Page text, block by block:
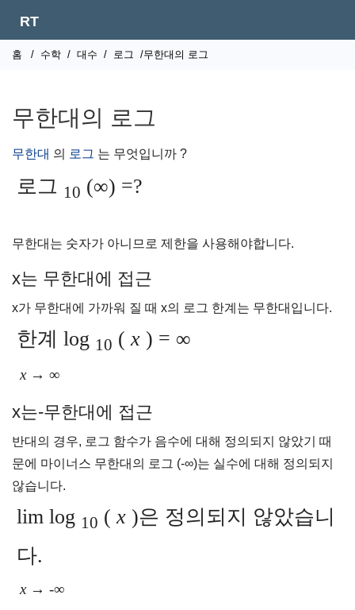
RT
홈 / 수학 / 대수 / 로그 /무한대의 로그
무한대의 로그
무한대 의 로그 는 무엇입니까 ?
로그 10 (∞) =?
무한대는 숫자가 아니므로 제한을 사용해야합니다.
x는 무한대에 접근
x가 무한대에 가까워 질 때 x의 로그 한계는 무한대입니다.
한계 log 10 (x ) = ∞
x→ ∞
x는-무한대에 접근
반대의 경우, 로그 함수가 음수에 대해 정의되지 않았기 때
문에 마이너스 무한대의 로그 (-∞)는 실수에 대해 정의되지
않습니다.
lim log 10 (x )은 정의되지 않았습니
다.
x→ -∞